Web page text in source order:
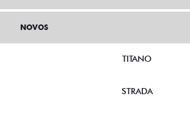
NOVOS
TITANO
STRADA